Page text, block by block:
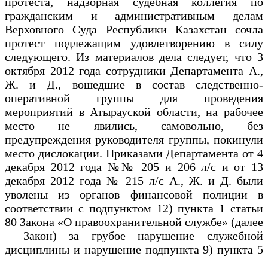
гражданским и административным делам
Верховного Суда Республики Казахстан сочла
протест подлежащим удовлетворению в силу
следующего. Из материалов дела следует, что 3
октября 2012 года сотрудники Департамента А.,
Ж. и Д., вошедшие в состав следственно-
оперативной группы для проведения
мероприятий в Атырауской области, на рабочее
место не явились, самовольно, без
предупреждения руководителя группы, покинули
место дислокации. Приказами Департамента от 4
декабря 2012 года №№ 205 и 206 л/с и от 13
декабря 2012 года № 215 л/с А., Ж. и Д. были
уволены из органов финансовой полиции в
соответствии с подпунктом 12) пункта 1 статьи
80 Закона «О правоохранительной службе» (далее
– Закон) за грубое нарушение служебной
дисциплины и нарушение подпункта 9) пункта 5